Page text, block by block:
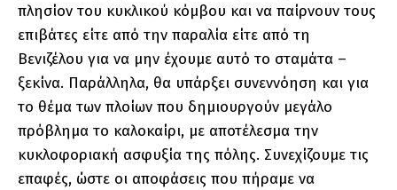
πλησίον του κυκλικού κόμβου και να παίρνουν τους
επιβάτες είτε από την παραλία είτε από τη
Βενιζέλου για να μην έχουμε αυτό το σταμάτα –
ξεκίνα. Παράλληλα, θα υπάρξει συνεννόηση και για
το θέμα των πλοίων που δημιουργούν μεγάλο
πρόβλημα το καλοκαίρι, με αποτέλεσμα την
κυκλοφοριακή ασφυξία της πόλης. Συνεχίζουμε τις
επαφές, ώστε οι αποφάσεις που πήραμε να